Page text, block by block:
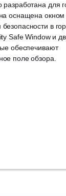
разработана для
оснащена окном
в
Safe Window и
обеспечивают
поле обзора.